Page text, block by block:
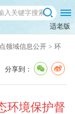
适老版
领域信息公开 > 环
分享到：
环境保护督